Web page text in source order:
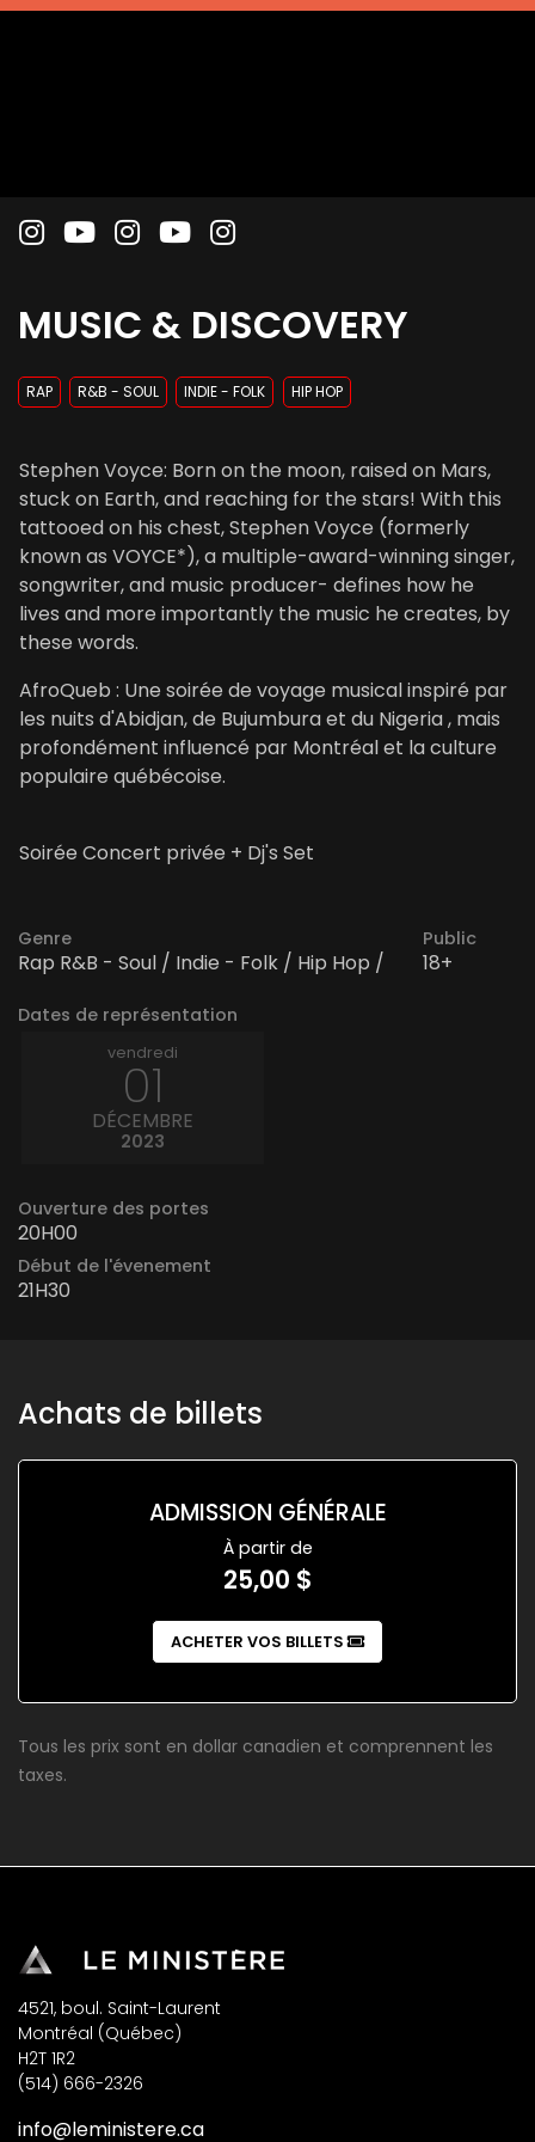
MUSIC & DISCOVERY
RAP R&B - SOUL INDIE - FOLK HIP HOP
Stephen Voyce: Born on the moon, raised on Mars,
stuck on Earth, and reaching for the stars! With this
tattooed on his chest, Stephen Voyce (formerly
known as VOYCE*), a multiple-award-winning singer,
songwriter, and music producer- defines how he
lives and more importantly the music he creates, by
these words.
AfroQueb : Une soirée de voyage musical inspiré par
les nuits d'Abidjan, de Bujumbura et du Nigeria , mais
profondément influencé par Montréal et la culture
populaire québécoise.
Soirée Concert privée + Dj's Set
Genre
Rap R&B - Soul / Indie - Folk / Hip Hop /
Public
18+
Dates de représentation
vendredi
01
DÉCEMBRE
2023
Ouverture des portes
20H00
Début de l'évenement
21H30
Achats de billets
ADMISSION GÉNÉRALE
À partir de
25,00 $
ACHETER VOS BILLETS
Tous les prix sont en dollar canadien et comprennent les
taxes.
4521, boul. Saint-Laurent
Montréal (Québec)
H2T 1R2
(514) 666-2326
info@leministere.ca